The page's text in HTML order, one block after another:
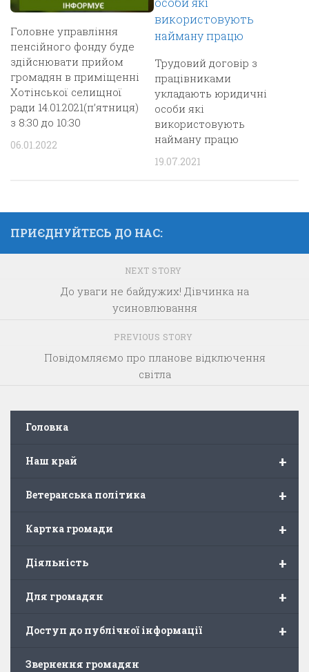
Головне управління
пенсійного фонду буде
здійснювати прийом
громадян в приміщенні
Хотінської селищної
ради 14.01.2021(п’ятниця)
з 8:30 до 10:30
06.01.2022
Трудовий договір з
працівниками
укладають юридичні
особи які
використовують
найману працю
19.07.2021
ПРИЄДНУЙТЕСЬ ДО НАС:
NEXT STORY
До уваги не байдужих! Дівчинка на
усиновлювання
PREVIOUS STORY
Повідомляємо про планове відключення
світла
Головна
+
Наш край
+
Ветеранська політика
+
Картка громади
+
Діяльність
+
Для громадян
+
Доступ до публічної інформації
Звернення громадян